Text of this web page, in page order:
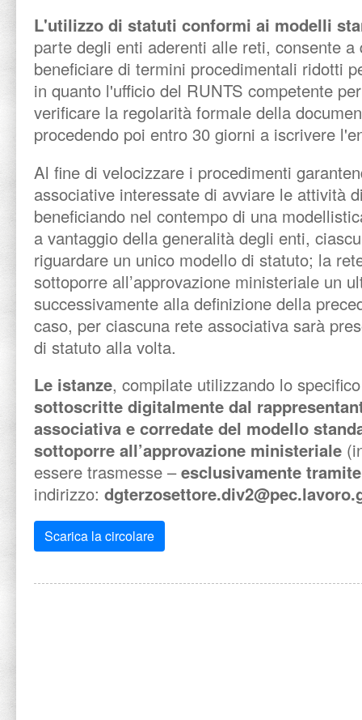
L'utilizzo di statuti conformi ai modelli
parte degli enti aderenti alle reti, consente
beneficiare di termini procedimentali ridotti
in quanto l'ufficio del RUNTS competente
verificare la regolarità formale della
procedendo poi entro 30 giorni a iscrivere
Al fine di velocizzare i procedimenti
associative interessate di avviare le attività
beneficiando nel contempo di una
a vantaggio della generalità degli enti,
riguardare un unico modello di statuto; la
sottoporre all’approvazione ministeriale un
successivamente alla definizione della
caso, per ciascuna rete associativa sarà
di statuto alla volta.
Le istanze, compilate utilizzando lo
sottoscritte digitalmente dal
associativa e corredate del modello
sottoporre all’approvazione ministeriale
essere trasmesse –esclusivamente
indirizzo:
Scarica la circolare